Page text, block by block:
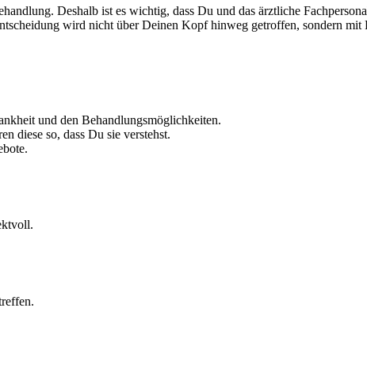
Deshalb ist es wichtig, dass Du und das ärztliche
wird nicht über Deinen Kopf hinweg getroffen, sondern mit
und den Behandlungsmöglichkeiten.
diese so, dass Du sie verstehst.